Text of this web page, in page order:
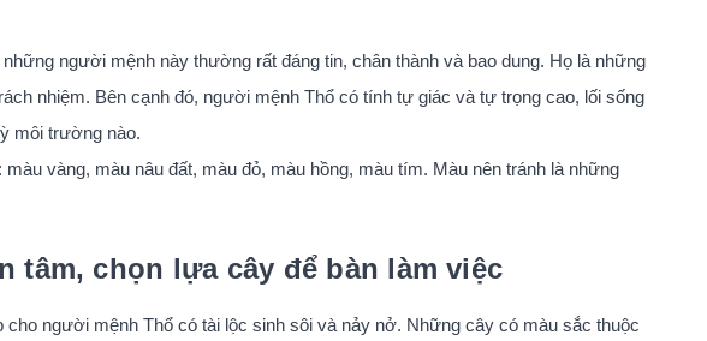
người mệnh này thường rất đáng tin, chân thành và bao dung. Họ là những
nhiệm. Bên cạnh đó, người mệnh Thổ có tính tự giác và tự trọng cao, lối sống
môi trường nào.
vàng, màu nâu đất, màu đỏ, màu hồng, màu tím. Màu nên tránh là những
tâm, chọn lựa cây để bàn làm việc
người mệnh Thổ có tài lộc sinh sôi và nảy nở. Những cây có màu sắc thuộc